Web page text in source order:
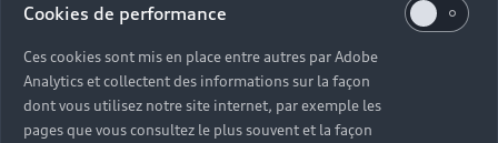
Découvrez les déclinaisons sportives S et RS
Trouvez votre Partenaire Audi près de chez vous
Cookies de performance
Ces cookies sont mis en place entre autres par Adobe
Analytics et collectent des informations sur la façon
dont vous utilisez notre site internet, par exemple les
pages que vous consultez le plus souvent et la façon